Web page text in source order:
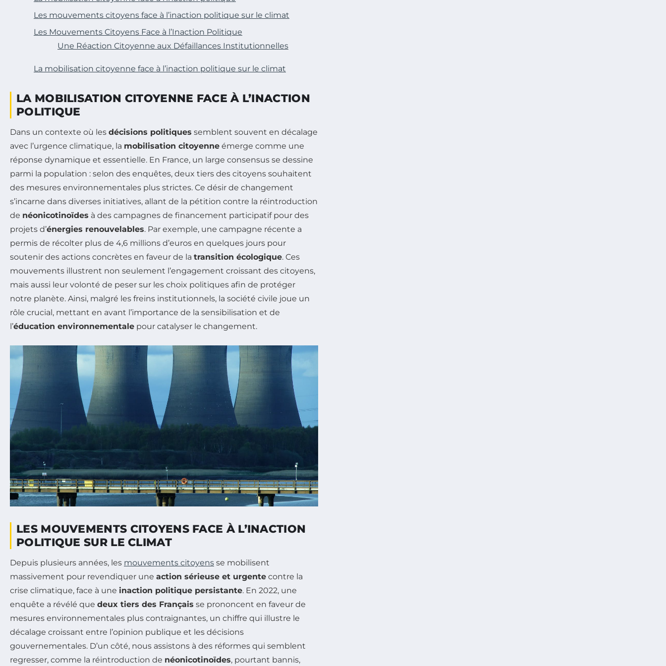
Les mouvements citoyens face à l’inaction politique sur le climat
Les Mouvements Citoyens Face à l’Inaction Politique
Une Réaction Citoyenne aux Défaillances Institutionnelles
La mobilisation citoyenne face à l’inaction politique sur le climat
LA MOBILISATION CITOYENNE FACE À L’INACTION
POLITIQUE
Dans un contexte où les décisions politiques semblent souvent en décalage
avec l’urgence climatique, la mobilisation citoyenne émerge comme une
réponse dynamique et essentielle. En France, un large consensus se dessine
parmi la population : selon des enquêtes, deux tiers des citoyens souhaitent
des mesures environnementales plus strictes. Ce désir de changement
s’incarne dans diverses initiatives, allant de la pétition contre la réintroduction
de néonicotinoïdes à des campagnes de financement participatif pour des
projets d’énergies renouvelables. Par exemple, une campagne récente a
permis de récolter plus de 4,6 millions d’euros en quelques jours pour
soutenir des actions concrètes en faveur de la transition écologique. Ces
mouvements illustrent non seulement l’engagement croissant des citoyens,
mais aussi leur volonté de peser sur les choix politiques afin de protéger
notre planète. Ainsi, malgré les freins institutionnels, la société civile joue un
rôle crucial, mettant en avant l’importance de la sensibilisation et de
l’éducation environnementale pour catalyser le changement.
LES MOUVEMENTS CITOYENS FACE À L’INACTION
POLITIQUE SUR LE CLIMAT
Depuis plusieurs années, les mouvements citoyens se mobilisent
massivement pour revendiquer une action sérieuse et urgente contre la
crise climatique, face à une inaction politique persistante. En 2022, une
enquête a révélé que deux tiers des Français se prononcent en faveur de
mesures environnementales plus contraignantes, un chiffre qui illustre le
décalage croissant entre l’opinion publique et les décisions
gouvernementales. D’un côté, nous assistons à des réformes qui semblent
regresser, comme la réintroduction de néonicotinoïdes, pourtant bannis,